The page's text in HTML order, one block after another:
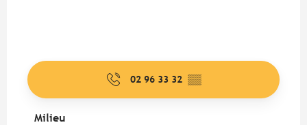
02 96 33 32 ▒▒
Milieu
Milieu